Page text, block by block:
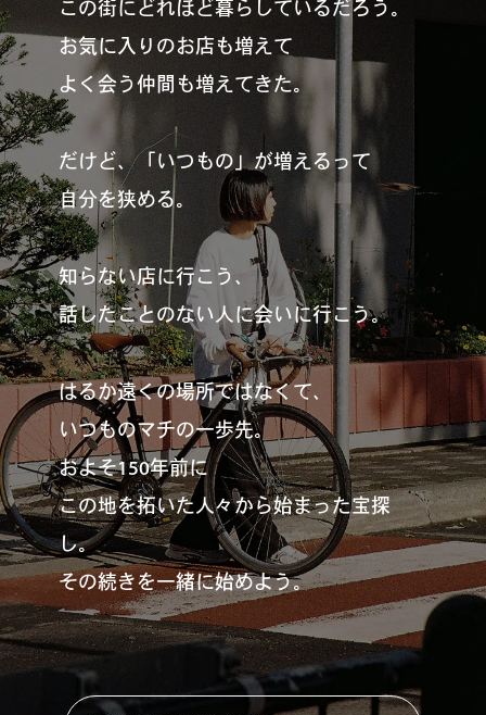
この街にどれほど暮らしているだろう。
お気に入りのお店も増えて
よく会う仲間も増えてきた。
だけど、「いつもの」が増えるって
自分を狭める。
知らない店に行こう、
話したことのない人に会いに行こう。
はるか遠くの場所ではなくて、
いつものマチの一歩先。
およそ150年前に
この地を拓いた人々から始まった宝探
し。
その続きを一緒に始めよう。